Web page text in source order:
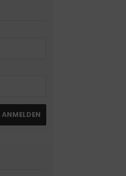
ANMELDEN